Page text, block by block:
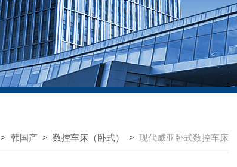
> 韩国产 > 数控车床（卧式） > 现代威亚卧式数控车床